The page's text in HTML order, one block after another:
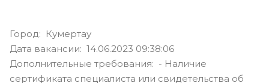
Город: Кумертау
Дата вакансии: 14.06.2023 09:38:06
Дополнительные требования: - Наличие
сертификата специалиста или свидетельства об